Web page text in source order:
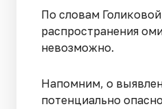
По словам
распространения
невозможно.
Напомним, о
потенциально